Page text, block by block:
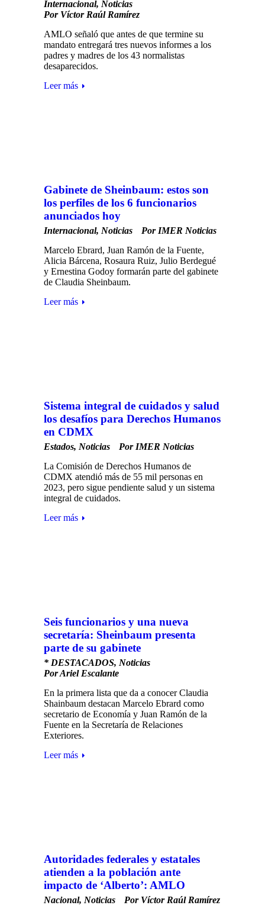
Internacional, Noticias
Por Víctor Raúl Ramírez
AMLO señaló que antes de que termine su
mandato entregará tres nuevos informes a los
padres y madres de los 43 normalistas
desaparecidos.
Leer más
Gabinete de Sheinbaum: estos son
los perfiles de los 6 funcionarios
anunciados hoy
Internacional, Noticias Por IMER Noticias
Marcelo Ebrard, Juan Ramón de la Fuente,
Alicia Bárcena, Rosaura Ruiz, Julio Berdegué
y Ernestina Godoy formarán parte del gabinete
de Claudia Sheinbaum.
Leer más
Sistema integral de cuidados y salud
los desafíos para Derechos Humanos
en CDMX
Estados, Noticias Por IMER Noticias
La Comisión de Derechos Humanos de
CDMX atendió más de 55 mil personas en
2023, pero sigue pendiente salud y un sistema
integral de cuidados.
Leer más
Seis funcionarios y una nueva
secretaría: Sheinbaum presenta
parte de su gabinete
* DESTACADOS, Noticias
PorAriel Escalante
En la primera lista que da a conocer Claudia
Shainbaum destacan Marcelo Ebrard como
secretario de Economía y Juan Ramón de la
Fuente en la Secretaría de Relaciones
Exteriores.
Leer más
Autoridades federales y estatales
atienden a la población ante
impacto de ‘Alberto’: AMLO
Nacional, Noticias Por Víctor Raúl Ramírez